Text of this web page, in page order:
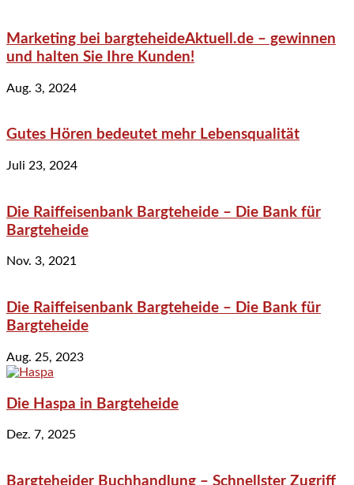
Marketing bei bargteheideAktuell.de – gewinnen
und halten Sie Ihre Kunden!
Aug. 3, 2024
Gutes Hören bedeutet mehr Lebensqualität
Juli 23, 2024
Die Raiffeisenbank Bargteheide – Die Bank für
Bargteheide
Nov. 3, 2021
Die Raiffeisenbank Bargteheide – Die Bank für
Bargteheide
Aug. 25, 2023
Die Haspa in Bargteheide
Dez. 7, 2025
Bargteheider Buchhandlung – Schnellster Zugriff